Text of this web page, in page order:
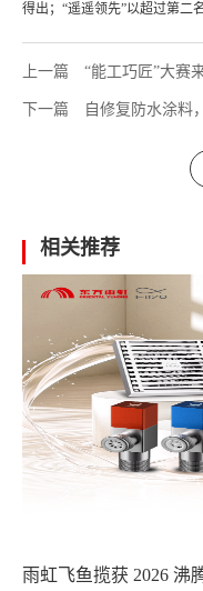
得出；“遥遥领先”以超过第二
上一篇 “能工巧匠”大赛
下一篇 自修复防水涂料
相关推荐
雨虹飞鱼揽获 2026 沸